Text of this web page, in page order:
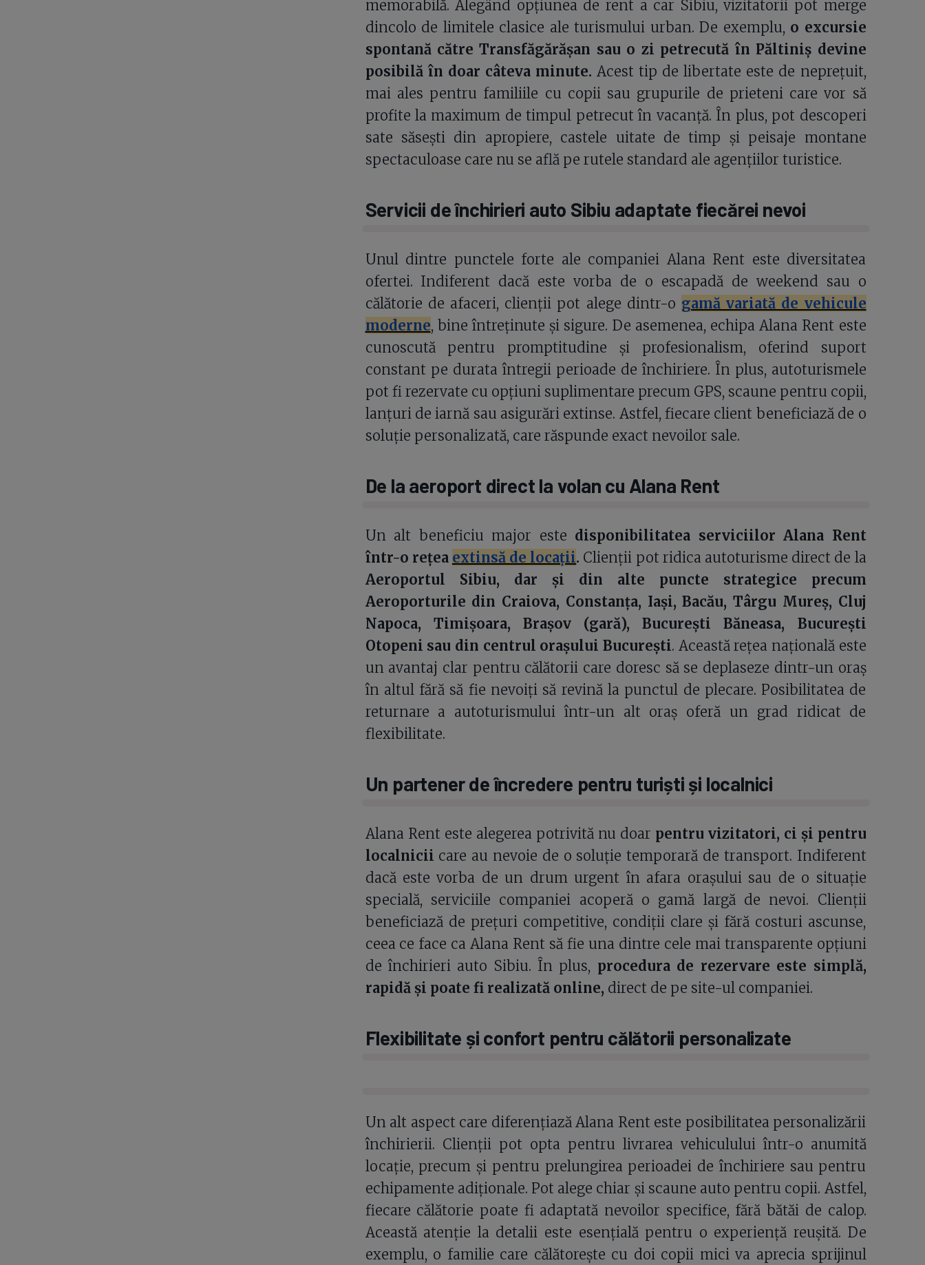
memorabilă. Alegând opțiunea de rent a car Sibiu, vizitatorii pot merge
dincolo de limitele clasice ale turismului urban. De exemplu, o excursie
spontană către Transfăgărășan sau o zi petrecută în Păltiniș devine
posibilă în doar câteva minute. Acest tip de libertate este de neprețuit,
mai ales pentru familiile cu copii sau grupurile de prieteni care vor să
profite la maximum de timpul petrecut în vacanță. În plus, pot descoperi
sate săsești din apropiere, castele uitate de timp și peisaje montane
spectaculoase care nu se află pe rutele standard ale agențiilor turistice.
Servicii de închirieri auto Sibiu adaptate fiecărei nevoi
Unul dintre punctele forte ale companiei Alana Rent este diversitatea
ofertei. Indiferent dacă este vorba de o escapadă de weekend sau o
călătorie de afaceri, clienții pot alege dintr-o gamă variată de vehicule
moderne, bine întreținute și sigure. De asemenea, echipa Alana Rent este
cunoscută pentru promptitudine și profesionalism, oferind suport
constant pe durata întregii perioade de închiriere. În plus, autoturismele
pot fi rezervate cu opțiuni suplimentare precum GPS, scaune pentru copii,
lanțuri de iarnă sau asigurări extinse. Astfel, fiecare client beneficiază de o
soluție personalizată, care răspunde exact nevoilor sale.
De la aeroport direct la volan cu Alana Rent
Un alt beneficiu major este disponibilitatea serviciilor Alana Rent
într-o rețea extinsă de locații. Clienții pot ridica autoturisme direct de la
Aeroportul Sibiu, dar și din alte puncte strategice precum
Aeroporturile din Craiova, Constanța, Iași, Bacău, Târgu Mureș, Cluj
Napoca, Timișoara, Brașov (gară), București Băneasa, București
Otopeni sau din centrul orașului București. Această rețea națională este
un avantaj clar pentru călătorii care doresc să se deplaseze dintr-un oraș
în altul fără să fie nevoiți să revină la punctul de plecare. Posibilitatea de
returnare a autoturismului într-un alt oraș oferă un grad ridicat de
flexibilitate.
Un partener de încredere pentru turiști și localnici
Alana Rent este alegerea potrivită nu doar pentru vizitatori, ci și pentru
localnicii care au nevoie de o soluție temporară de transport. Indiferent
dacă este vorba de un drum urgent în afara orașului sau de o situație
specială, serviciile companiei acoperă o gamă largă de nevoi. Clienții
beneficiază de prețuri competitive, condiții clare și fără costuri ascunse,
ceea ce face ca Alana Rent să fie una dintre cele mai transparente opțiuni
de închirieri auto Sibiu. În plus, procedura de rezervare este simplă,
rapidă și poate fi realizată online, direct de pe site-ul companiei.
Flexibilitate și confort pentru călătorii personalizate
Un alt aspect care diferențiază Alana Rent este posibilitatea personalizării
închirierii. Clienții pot opta pentru livrarea vehiculului într-o anumită
locație, precum și pentru prelungirea perioadei de închiriere sau pentru
echipamente adiționale. Pot alege chiar și scaune auto pentru copii. Astfel,
fiecare călătorie poate fi adaptată nevoilor specifice, fără bătăi de calop.
Această atenție la detalii este esențială pentru o experiență reușită. De
exemplu, o familie care călătorește cu doi copii mici va aprecia sprijinul